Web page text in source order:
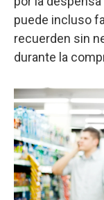
puede incluso
recuerden sin
durante la